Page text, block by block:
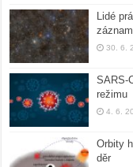
Lidé
30. 6.
SARS-
režimu
4. 6.
Orbity
děr